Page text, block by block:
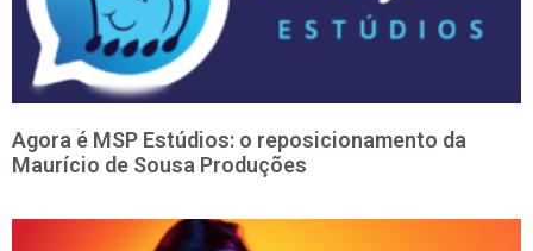
Agora é MSP Estúdios: o reposicionamento da
Maurício de Sousa Produções